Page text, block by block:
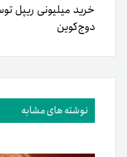
خرید میلیونی ریپل
دوج‌کوین
نوشته های مشابه